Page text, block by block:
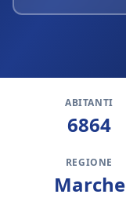
ABITANTI
6864
REGIONE
Marche